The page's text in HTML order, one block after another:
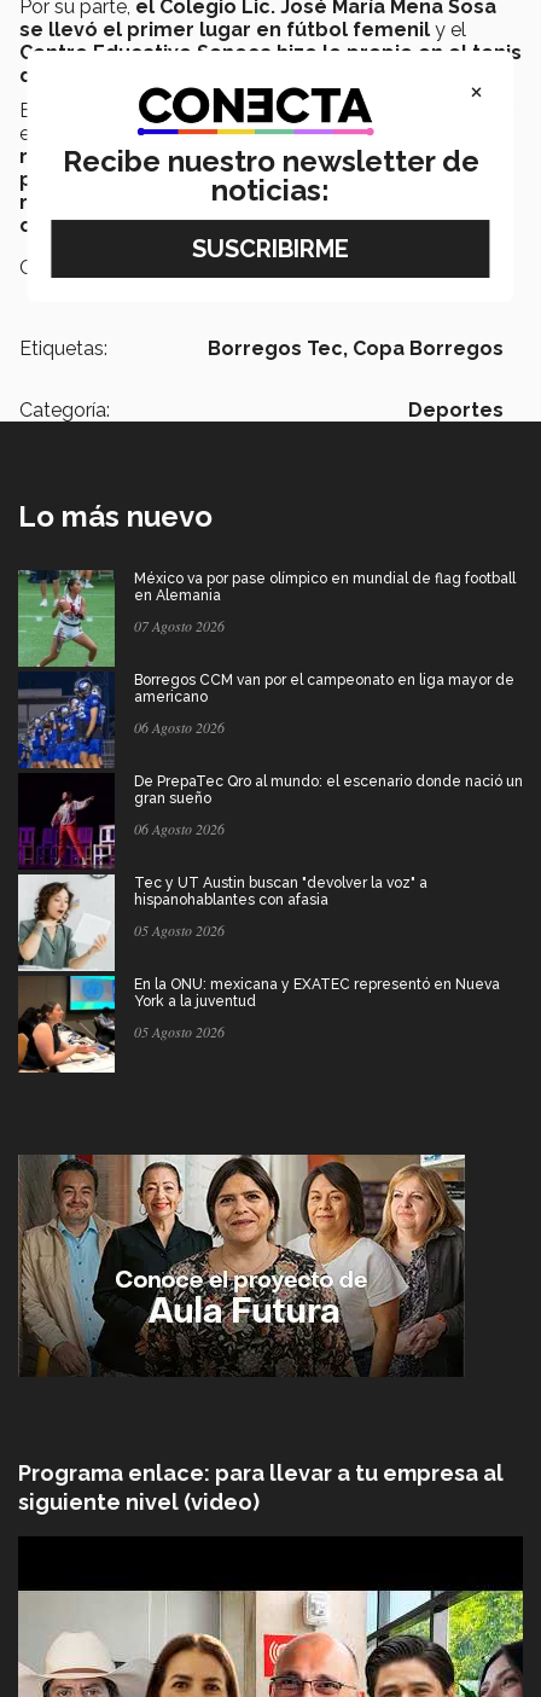
Por su parte, el Colegio Lic. José María Mena Sosa
se llevó el primer lugar en fútbol femenil y el
Centro Educativo Seneca hizo lo propio en el tenis
de mesa femenil.
El talento y la preparación nunca están de sobra, es por
ello que,
este tipo de encuentros deportivos
refuerzan el aprendizaje y las oportunidades que
pueden tener alumnos talentosos en toda la
región, brindando así el Tec todo tipo de
oportunidades para ellos.
Campus:
Etiquetas: Borregos Tec, Copa Borregos
Categoría: Deportes
Lo más nuevo
México va por pase olímpico en mundial de flag football
en Alemania
07 Agosto 2026
Borregos CCM van por el campeonato en liga mayor de
americano
06 Agosto 2026
De PrepaTec Qro al mundo: el escenario donde nació un
gran sueño
06 Agosto 2026
Tec y UT Austin buscan "devolver la voz" a
hispanohablantes con afasia
05 Agosto 2026
En la ONU: mexicana y EXATEC representó en Nueva
York a la juventud
05 Agosto 2026
Programa enlace: para llevar a tu empresa al
siguiente nivel (video)
×
Recibe nuestro newsletter de
noticias: